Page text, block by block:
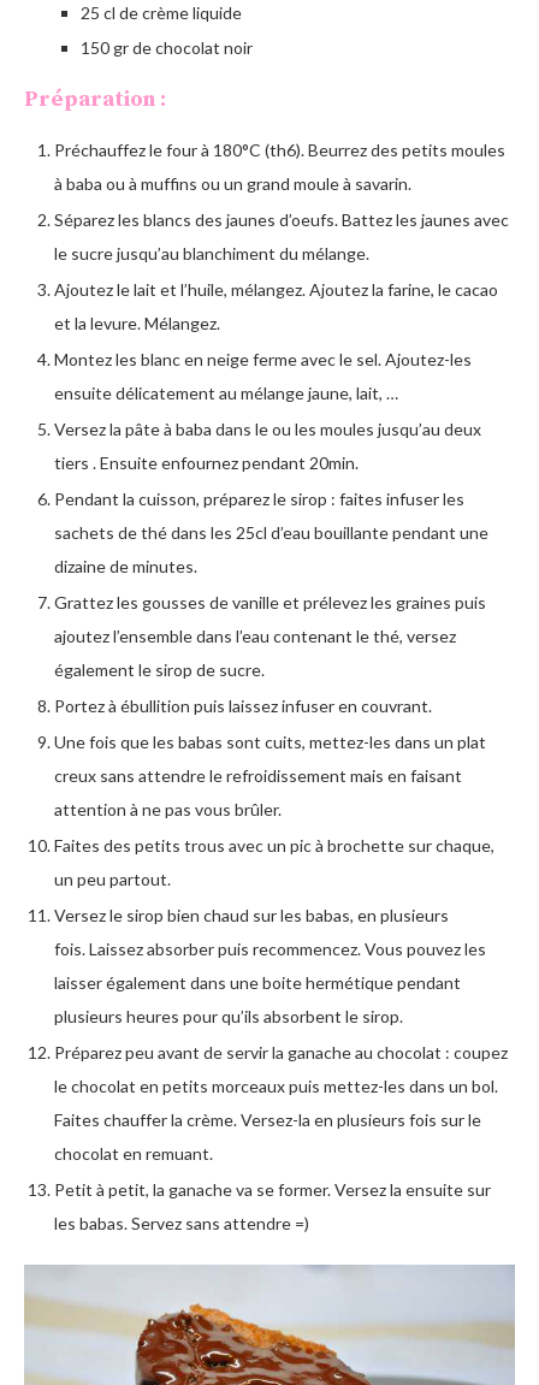
25 cl de crème liquide
150 gr de chocolat noir
Préparation :
Préchauffez le four à 180°C (th6). Beurrez des petits moules
à baba ou à muffins ou un grand moule à savarin.
Séparez les blancs des jaunes d’oeufs. Battez les jaunes avec
le sucre jusqu’au blanchiment du mélange.
Ajoutez le lait et l’huile, mélangez. Ajoutez la farine, le cacao
et la levure. Mélangez.
Montez les blanc en neige ferme avec le sel. Ajoutez-les
ensuite délicatement au mélange jaune, lait, …
Versez la pâte à baba dans le ou les moules jusqu’au deux
tiers . Ensuite enfournez pendant 20min.
Pendant la cuisson, préparez le sirop : faites infuser les
sachets de thé dans les 25cl d’eau bouillante pendant une
dizaine de minutes.
Grattez les gousses de vanille et prélevez les graines puis
ajoutez l’ensemble dans l’eau contenant le thé, versez
également le sirop de sucre.
Portez à ébullition puis laissez infuser en couvrant.
Une fois que les babas sont cuits, mettez-les dans un plat
creux sans attendre le refroidissement mais en faisant
attention à ne pas vous brûler.
Faites des petits trous avec un pic à brochette sur chaque,
un peu partout.
Versez le sirop bien chaud sur les babas, en plusieurs
fois. Laissez absorber puis recommencez. Vous pouvez les
laisser également dans une boite hermétique pendant
plusieurs heures pour qu’ils absorbent le sirop.
Préparez peu avant de servir la ganache au chocolat : coupez
le chocolat en petits morceaux puis mettez-les dans un bol.
Faites chauffer la crème. Versez-la en plusieurs fois sur le
chocolat en remuant.
Petit à petit, la ganache va se former. Versez la ensuite sur
les babas. Servez sans attendre =)